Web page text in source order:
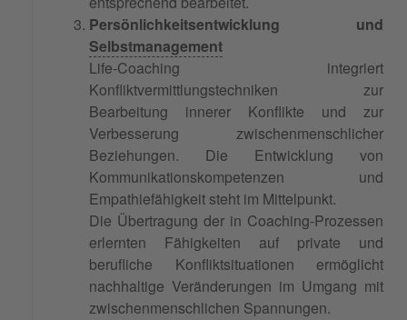
Persönlichkeitsentwicklung und
Selbstmanagement
Life-Coaching integriert
Konfliktvermittlungstechniken zur
Bearbeitung innerer Konflikte und zur
Verbesserung zwischenmenschlicher
Beziehungen. Die Entwicklung von
Kommunikationskompetenzen und
Empathiefähigkeit steht im Mittelpunkt.
Die Übertragung der in Coaching-Prozessen
erlernten Fähigkeiten auf private und
berufliche Konfliktsituationen ermöglicht
nachhaltige Veränderungen im Umgang mit
zwischenmenschlichen Spannungen.